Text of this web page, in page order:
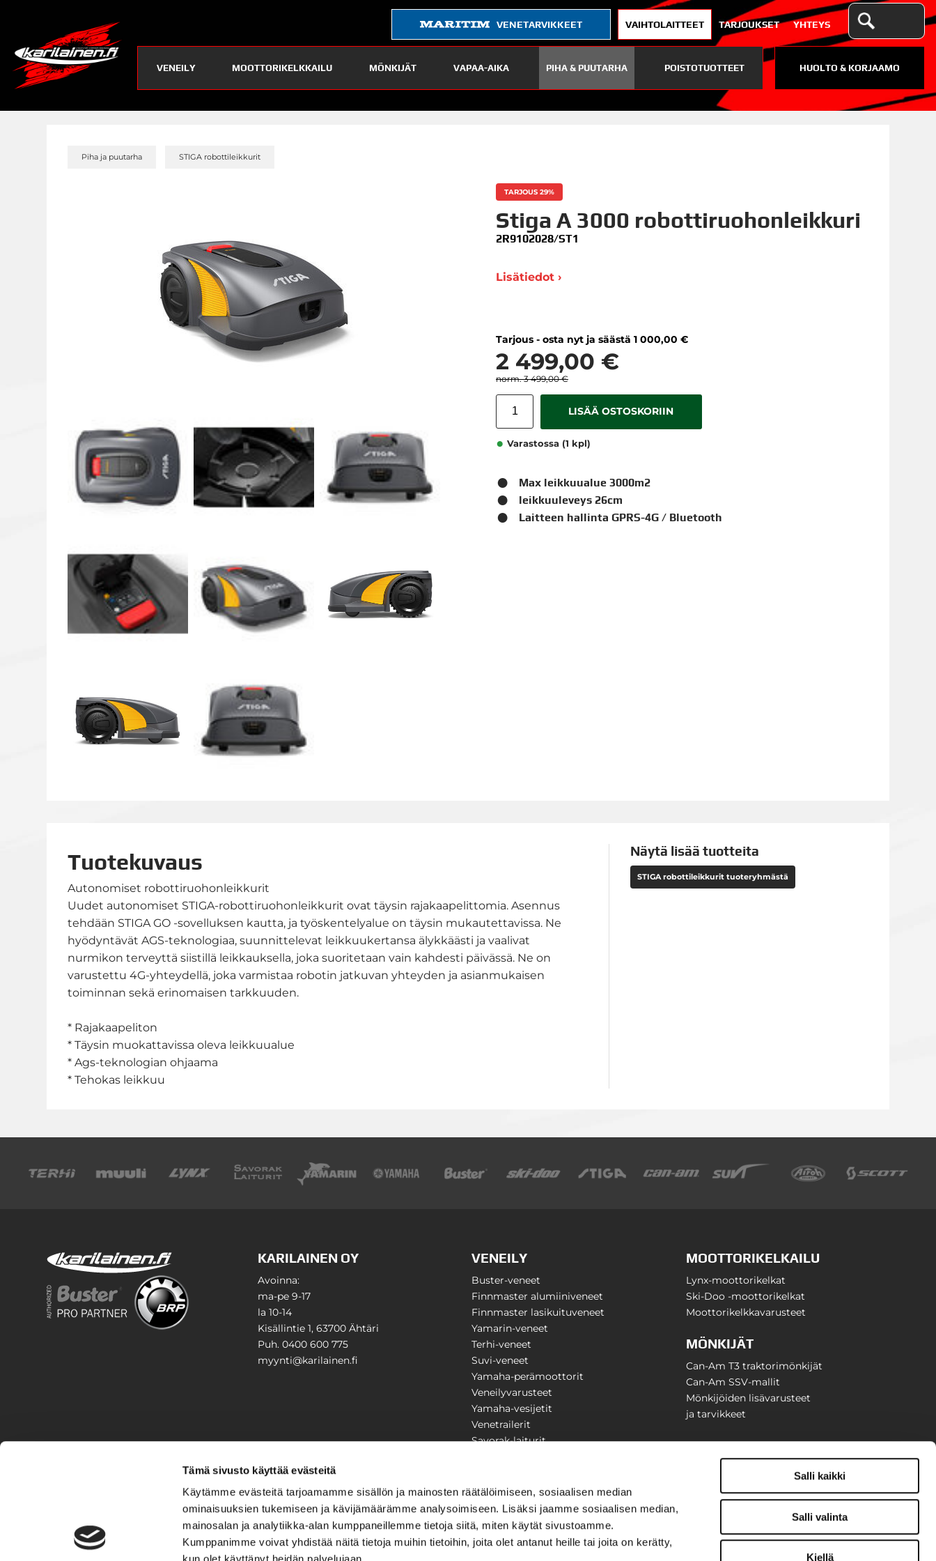
Tämä sivusto käyttää evästeitä
Käytämme evästeitä tarjoamamme sisällön ja mainosten räätälöimiseen, sosiaalisen median
ominaisuuksien tukemiseen ja kävijämäärämme analysoimiseen. Lisäksi jaamme sosiaalisen median,
mainosalan ja analytiikka-alan kumppaneillemme tietoja siitä, miten käytät sivustoamme.
Kumppanimme voivat yhdistää näitä tietoja muihin tietoihin, joita olet antanut heille tai joita on kerätty,
Salli kaikki
Salli valinta
Kiellä
VENETARVIKKEET VAIHTOLAITTEET TARJOUKSET YHTEYS
VENEILY MOOTTORIKELKKAILU MÖNKIJÄT VAPAA-AIKA PIHA & PUUTARHA POISTOTUOTTEET HUOLTO & KORJAAMO
Piha ja puutarha STIGA robottileikkurit
TARJOUS 29%
Stiga A 3000 robottiruohonleikkuri
2R9102028/ST1
Lisätiedot ›
Tarjous - osta nyt ja säästä 1 000,00 €
2 499,00 €
3 499,00 €
LISÄÄ OSTOSKORIIN
Varastossa (1 kpl)
Max leikkuualue 3000m2
leikkuuleveys 26cm
Laitteen hallinta GPRS-4G / Bluetooth
Tuotekuvaus
Autonomiset robottiruohonleikkurit
Uudet autonomiset STIGA-robottiruohonleikkurit ovat täysin rajakaapelittomia. Asennus
tehdään STIGA GO -sovelluksen kautta, ja työskentelyalue on täysin mukautettavissa. Ne
hyödyntävät AGS-teknologiaa, suunnittelevat leikkuukertansa älykkäästi ja vaalivat
nurmikon terveyttä siistillä leikkauksella, joka suoritetaan vain kahdesti päivässä. Ne on
varustettu 4G-yhteydellä, joka varmistaa robotin jatkuvan yhteyden ja asianmukaisen
toiminnan sekä erinomaisen tarkkuuden.
* Rajakaapeliton
* Täysin muokattavissa oleva leikkuualue
* Ags-teknologian ohjaama
* Tehokas leikkuu
Näytä lisää tuotteita
STIGA robottileikkurit tuoteryhmästä
KARILAINEN OY
Avoinna:
ma-pe 9-17
la 10-14
Kisällintie 1, 63700 Ähtäri
Puh. 0400 600 775
myynti@karilainen.fi
VENEILY
Buster-veneet
Finnmaster alumiiniveneet
Finnmaster lasikuituveneet
Yamarin-veneet
Terhi-veneet
Suvi-veneet
Yamaha-perämoottorit
Veneilyvarusteet
Yamaha-vesijetit
Venetrailerit
Savorak-laiturit
MOOTTORIKELKAILU
Lynx-moottorikelkat
Ski-Doo -moottorikelkat
Moottorikelkkavarusteet
MÖNKIJÄT
Can-Am T3 traktorimönkijät
Can-Am SSV-mallit
Mönkijöiden lisävarusteet
ja tarvikkeet
PIHA & PUUTARHA
Stiga
VAIHTOLAITTEET
Veneet
Yritysesittely
Yhteystiedot
Huolto ja korjaamo
Ajankohtaista